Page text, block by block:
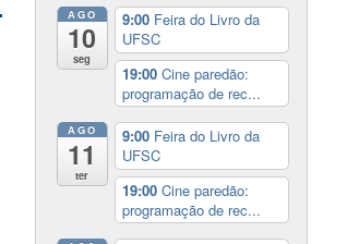
AGO
10
seg
9:00 Feira do Livro da
UFSC
19:00 Cine paredão:
programação de rec...
AGO
11
ter
9:00 Feira do Livro da
UFSC
19:00 Cine paredão:
programação de rec...